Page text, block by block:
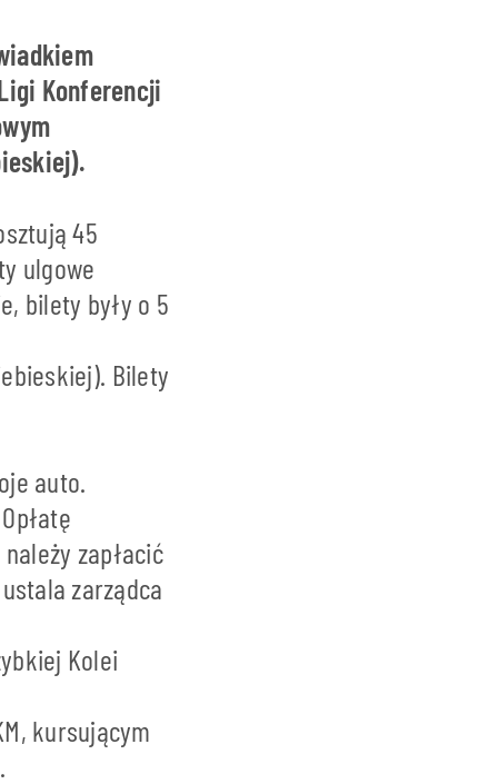
Konferencji
45
ulgowe
bilety były o 5
Bilety
auto.
zapłacić
zarządca
Kolei
kursującym